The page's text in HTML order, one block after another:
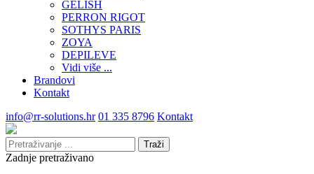
GELISH
PERRON RIGOT
SOTHYS PARIS
ZOYA
DEPILEVE
Vidi više ...
Brandovi
Kontakt
info@rr-solutions.hr 01 335 8796 Kontakt
Traži
Zadnje pretraživano